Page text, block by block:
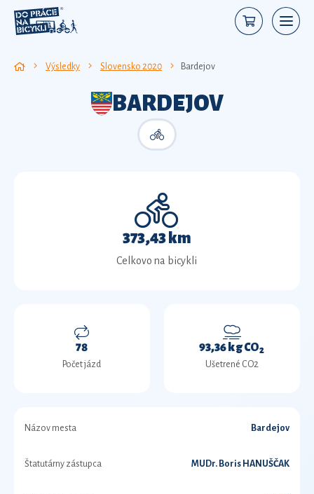
Výsledky Slovensko 2020 Bardejov
BARDEJOV
373,43 km
Celkovo na bicykli
78
Počet jázd
93,36 kg CO2
Ušetrené CO2
Názov mesta Bardejov
Štatutárny zástupca MUDr. Boris HANUŠČAK